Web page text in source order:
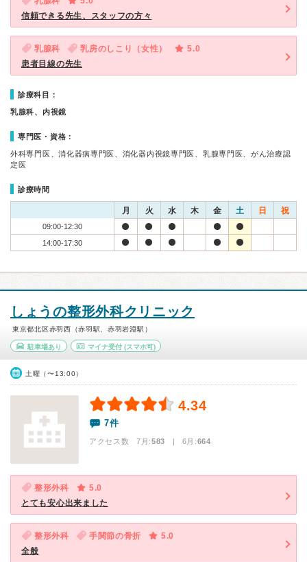
信頼できる先生、スタッフの方々
乳腺科 乳房のしこり（女性）
5.0
患者目線の先生
診療科目：
乳腺科、内視鏡
専門医・資格：
外科専門医、消化器病専門医、消化器内視鏡専門医、乳腺専門医、がん治療認
定医
診療時間
月 火 水 木 金 土 日 祝
09:00-12:30
14:00-17:30
しょうの整形外科クリニック
東京都北区赤羽西（赤羽駅、赤羽岩淵駅）
駐車場あり マイナ受付(スマホ可)
土曜（〜13:00）
4.34
7件
アクセス数 7月:583 | 6月:664
整形外科
5.0
とても安心出来ました
整形外科 手関節の骨折
5.0
全般